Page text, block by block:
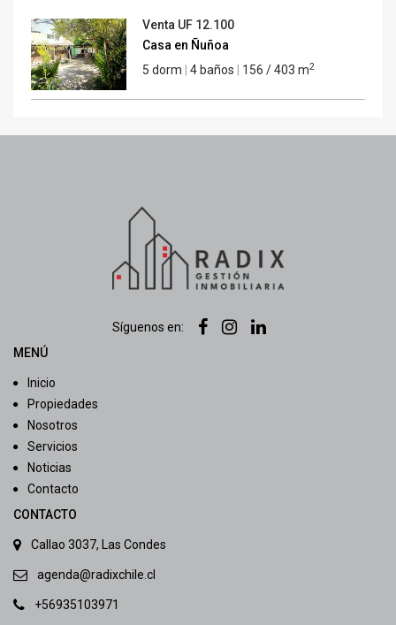
Venta UF 12.100
Casa en Ñuñoa
5 dorm
4 baños 156 / 403 m2
Síguenos en:
MENÚ
Inicio
Propiedades
Nosotros
Servicios
Noticias
Contacto
CONTACTO
Callao 3037, Las Condes
agenda@radixchile.cl
+56935103971